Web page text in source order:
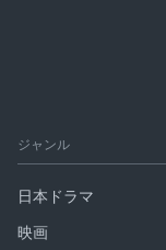
ジャンル
日本ドラマ
映画